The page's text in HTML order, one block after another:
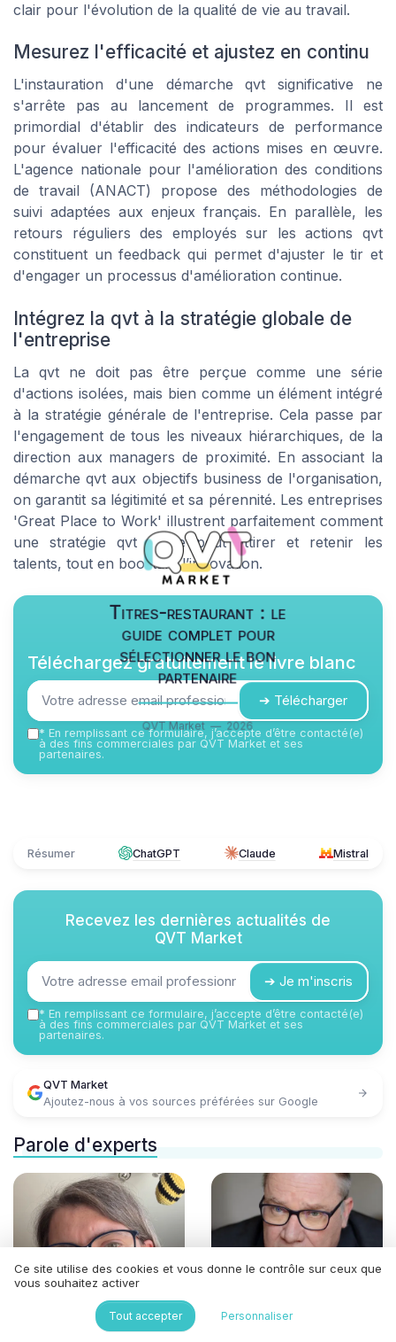
clair pour l'évolution de la qualité de vie au travail.
Mesurez l'efficacité et ajustez en continu
L'instauration d'une démarche qvt significative ne
s'arrête pas au lancement de programmes. Il est
primordial d'établir des indicateurs de performance
pour évaluer l'efficacité des actions mises en œuvre.
L'agence nationale pour l'amélioration des conditions
de travail (ANACT) propose des méthodologies de
suivi adaptées aux enjeux français. En parallèle, les
retours réguliers des employés sur les actions qvt
constituent un feedback qui permet d'ajuster le tir et
d'engager un processus d'amélioration continue.
Intégrez la qvt à la stratégie globale de
l'entreprise
La qvt ne doit pas être perçue comme une série
d'actions isolées, mais bien comme un élément intégré
à la stratégie générale de l'entreprise. Cela passe par
l'engagement de tous les niveaux hiérarchiques, de la
direction aux managers de proximité. En associant la
démarche qvt aux objectifs business de l'organisation,
on garantit sa légitimité et sa pérennité. Les entreprises
'Great Place to Work' illustrent parfaitement comment
une stratégie qvt solide peut attirer et retenir les
talents, tout en boostant l’innovation.
Titres-restaurant : le
guide complet pour
sélectionner le bon
partenaire
QVT Market — 2026
Téléchargez gratuitement le livre blanc
➔ Télécharger
* En remplissant ce formulaire, j’accepte d’être contacté(e)
à des fins commerciales par QVT Market et ses
partenaires.
Résumer ChatGPT Claude Mistral
Recevez les dernières actualités de
QVT Market
➔ Je m'inscris
* En remplissant ce formulaire, j’accepte d’être contacté(e)
à des fins commerciales par QVT Market et ses
partenaires.
QVT Market
Ajoutez-nous à vos sources préférées sur Google
Parole d'experts
Ce site utilise des cookies et vous donne le contrôle sur ceux que
vous souhaitez activer
Tout accepter Personnaliser